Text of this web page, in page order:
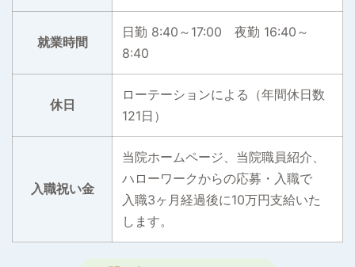
就業時間
日勤 8:40～17:00 夜勤 16:40～
8:40
休日
ローテーションによる（年間休日数
121日）
入職祝い金
当院ホームページ、当院職員紹介、
ハローワークからの応募・入職で
入職3ヶ月経過後に10万円支給いた
します。